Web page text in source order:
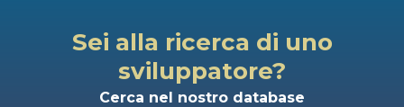
Sei alla ricerca di uno
sviluppatore?
Cerca nel nostro database